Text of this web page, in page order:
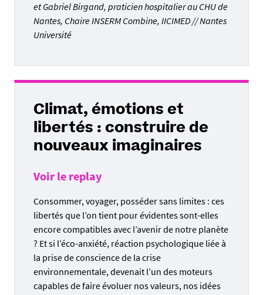
et Gabriel Birgand, praticien hospitalier au CHU de
Nantes, Chaire INSERM Combine, IICIMED // Nantes
Université
Climat, émotions et
libertés : construire de
nouveaux imaginaires
Voir le replay
Consommer, voyager, posséder sans limites : ces
libertés que l’on tient pour évidentes sont-elles
encore compatibles avec l’avenir de notre planète
? Et si l’éco-anxiété, réaction psychologique liée à
la prise de conscience de la crise
environnementale, devenait l’un des moteurs
capables de faire évoluer nos valeurs, nos idées